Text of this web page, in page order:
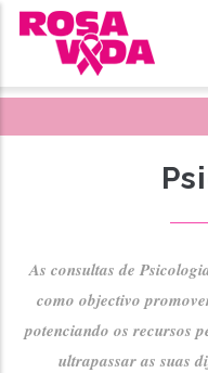
Skip
content
As consultas de
como objectivo
potenciando os recursos
ultrapassar as suas